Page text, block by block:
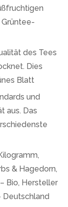
Grüntee-
des Tees
Dies
Blatt
und
aus. Das
& Hagedorn,
Bio, Hersteller
Deutschland